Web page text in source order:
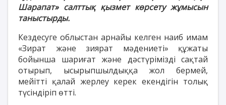
Шарапат» салттық қызмет көрсету жұмысын
таныстырды.
Кездесуге облыстан арнайы келген наиб имам
«Зират және зиярат мәдениеті» құжаты
бойынша шариғат және дәстүрімізді сақтай
отырып, ысырыпшылдыққа жол бермей,
мейітті қалай жерлеу керек екендігін толық
түсіндіріп өтті.